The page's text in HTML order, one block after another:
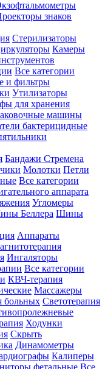
знаков
Стерилизаторы
Камеры
Все категории
и фильтры
Утилизаторы
для хранения
машины
бактерицидные
Бандажи Стремена
Молотки Петли
Все категории
аппарата
Угломеры
Беллера Шины
Аппараты
Ингаляторы
Все категории
КВЧ-терапия
Массажеры
больных Светотерапия
Ходунки
Скрыть
Динамометры
Калиперы
фетальные Все